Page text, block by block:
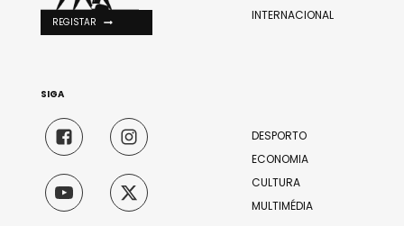
INTERNACIONAL
DESPORTO
ECONOMIA
CULTURA
MULTIMÉDIA
REGISTAR
SIGA